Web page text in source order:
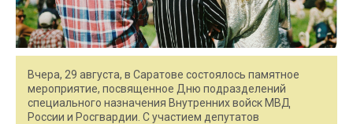
Вчера, 29 августа, в Саратове состоялось памятное
мероприятие, посвященное Дню подразделений
специального назначения Внутренних войск МВД
России и Росгвардии. С участием депутатов